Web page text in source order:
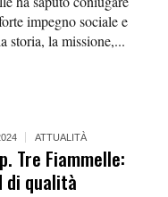
impegno sociale e
storia, la missione,...
ATTUALITÀ
Tre Fiammelle:
di qualità